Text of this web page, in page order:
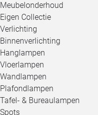
Meubelonderhoud
Eigen Collectie
Verlichting
Binnenverlichting
Hanglampen
Vloerlampen
Wandlampen
Plafondlampen
Tafel- & Bureaulampen
Spots